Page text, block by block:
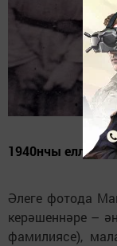
1940нчы еллар
Әлеге фотода
керәшеннәре –
фамилиясе),